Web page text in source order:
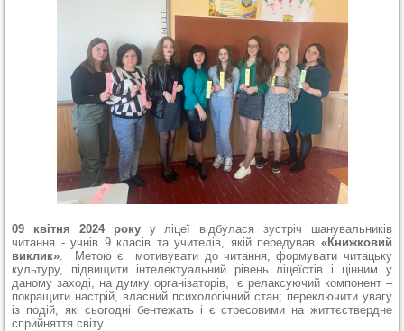
09 квітня 2024 рокуу ліцеї відбулася зустріч шанувальників
читання - учнів 9 класів та учителів, якій передував «Книжковий
виклик»
Метою є мотивувати до читання, формувати читацьку
культуру, підвищити інтелектуальний рівень ліцеїстів і цінним у
даному заході, на думку організаторів, є релаксуючий компонент –
покращити настрій, власний психологічний стан; переключити увагу
із подій, які сьогодні бентежать і є стресовими на життєствердне
сприйняття світу.